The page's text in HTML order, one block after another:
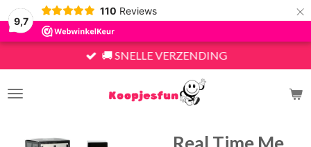
9,7
110 Reviews ×
🚚 SNELLE VERZENDING